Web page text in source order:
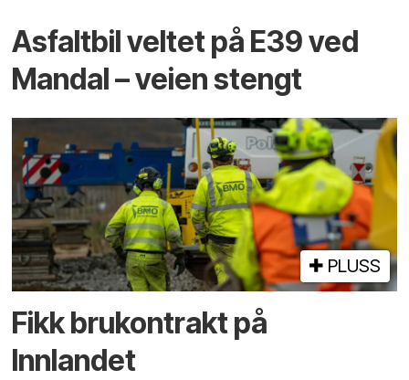
Asfaltbil veltet på E39 ved
Mandal – veien stengt
PLUSS
Fikk brukontrakt på
Innlandet